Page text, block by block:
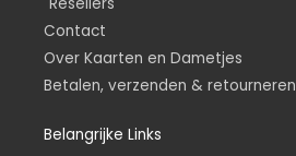
Resellers
Contact
Over Kaarten en Dametjes
Betalen, verzenden & retourneren
Belangrijke Links